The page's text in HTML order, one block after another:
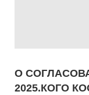
О
2025.КОГО